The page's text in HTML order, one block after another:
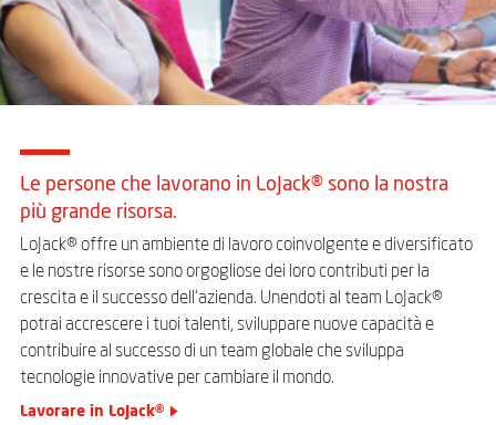
Le persone che lavorano in LoJack® sono la nostra
più grande risorsa.
LoJack® offre un ambiente di lavoro coinvolgente e diversificato
e le nostre risorse sono orgogliose dei loro contributi per la
crescita e il successo dell’azienda. Unendoti al team LoJack®
potrai accrescere i tuoi talenti, sviluppare nuove capacità e
contribuire al successo di un team globale che sviluppa
tecnologie innovative per cambiare il mondo.
Lavorare in LoJack®